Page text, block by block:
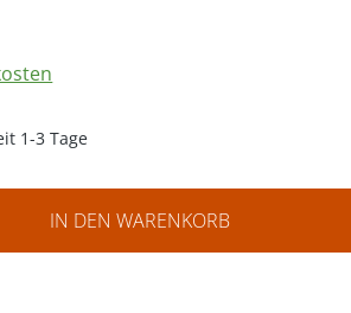
1-3 Tage
gewünschten Wert
IN DEN WARENKORB